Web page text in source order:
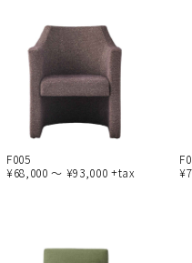
F005
¥68,000 ～ ¥93,000 +tax